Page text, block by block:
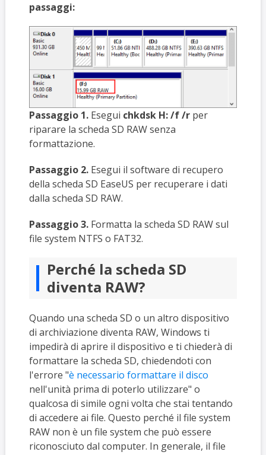
passaggi:
Passaggio 1.Esegui chkdsk H: /f /rper
riparare la scheda SD RAW senza
formattazione.
Passaggio 2. Esegui il software di recupero
della scheda SD EaseUS per recuperare i dati
dalla scheda SD RAW.
Passaggio 3. Formatta la scheda SD RAW sul
file system NTFS o FAT32.
Perché la scheda SD
diventa RAW?
Quando una scheda SD o un altro dispositivo
di archiviazione diventa RAW, Windows ti
impedirà di aprire il dispositivo e ti chiederà di
formattare la scheda SD, chiedendoti con
l'errore "è necessario formattare il disco
nell'unità prima di poterlo utilizzare" o
qualcosa di simile ogni volta che stai tentando
di accedere ai file. Questo perché il file system
RAW non è un file system che può essere
riconosciuto dal computer. In generale, il file